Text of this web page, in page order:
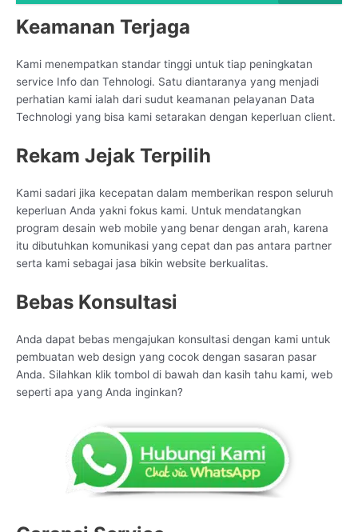
Keamanan Terjaga
Kami menempatkan standar tinggi untuk tiap peningkatan
service Info dan Tehnologi. Satu diantaranya yang menjadi
perhatian kami ialah dari sudut keamanan pelayanan Data
Technologi yang bisa kami setarakan dengan keperluan client.
Rekam Jejak Terpilih
Kami sadari jika kecepatan dalam memberikan respon seluruh
keperluan Anda yakni fokus kami. Untuk mendatangkan
program desain web mobile yang benar dengan arah, karena
itu dibutuhkan komunikasi yang cepat dan pas antara partner
serta kami sebagai jasa bikin website berkualitas.
Bebas Konsultasi
Anda dapat bebas mengajukan konsultasi dengan kami untuk
pembuatan web design yang cocok dengan sasaran pasar
Anda. Silahkan klik tombol di bawah dan kasih tahu kami, web
seperti apa yang Anda inginkan?